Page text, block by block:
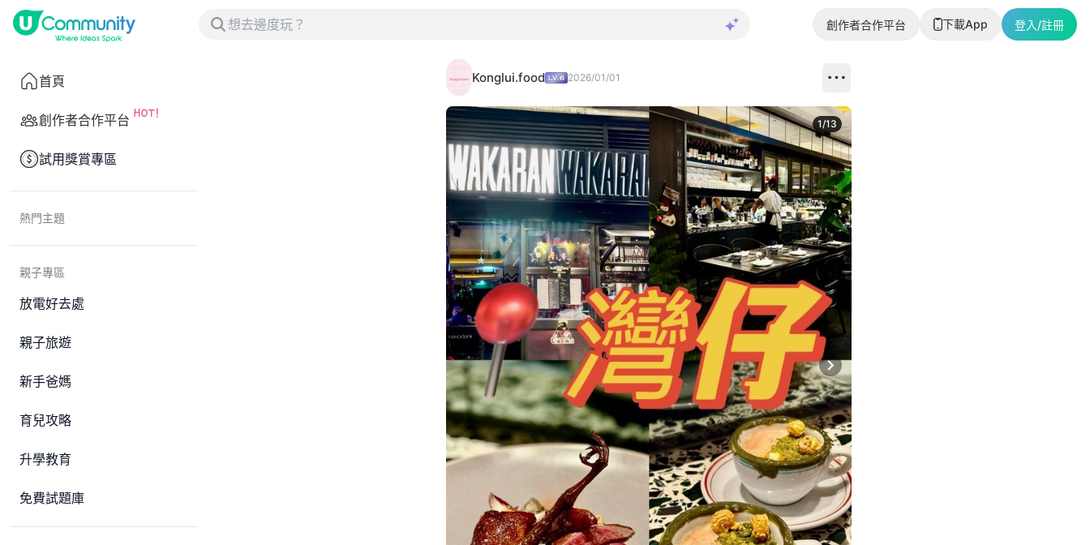
創作者合作平台 下載App 登入/註冊
首頁
創作者合作平台
試用獎賞專區
熱門主題
親子專區
放電好去處
親子旅遊
新手爸媽
育兒攻略
升學教育
免費試題庫
Konglui.food 2026/01/01
Next slide
1/13